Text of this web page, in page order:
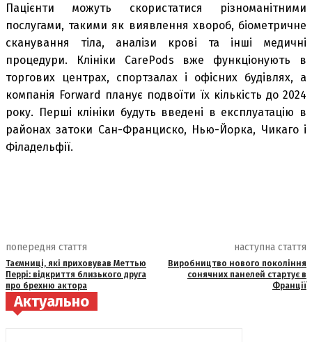
Пацієнти можуть скористатися різноманітними
послугами, такими як виявлення хвороб, біометричне
сканування тіла, аналізи крові та інші медичні
процедури. Клініки CarePods вже функціонують в
торгових центрах, спортзалах і офісних будівлях, а
компанія Forward планує подвоїти їх кількість до 2024
року. Перші клініки будуть введені в експлуатацію в
районах затоки Сан-Франциско, Нью-Йорка, Чикаго і
Філадельфії.
попередня стаття
Таємниці, які приховував Меттью
Перрі: відкриття близького друга
про брехню актора
наступна стаття
Виробництво нового покоління
сонячних панелей стартує в
Франції
Актуально